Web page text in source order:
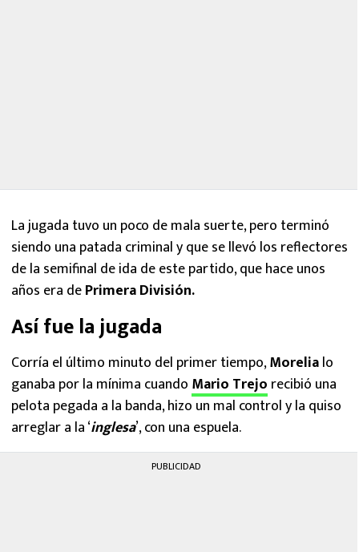
La jugada tuvo un poco de mala suerte, pero terminó
siendo una patada criminal y que se llevó los reflectores
de la semifinal de ida de este partido, que hace unos
años era dePrimera División.
Así fue la jugada
Corría el último minuto del primer tiempo,Morelialo
ganaba por la mínima cuando Mario Trejo recibió una
pelota pegada a la banda, hizo un mal control y la quiso
arreglar a la ‘inglesa’, con una espuela.
PUBLICIDAD